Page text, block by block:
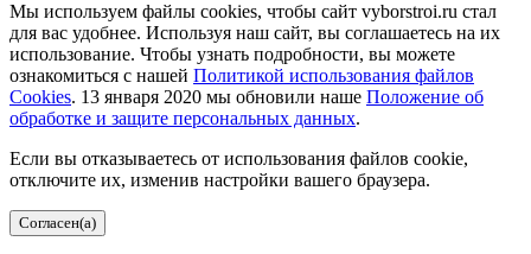
Мы используем файлы cookies, чтобы сайт vyborstroi.ru стал
для вас удобнее. Используя наш сайт, вы соглашаетесь на их
использование. Чтобы узнать подробности, вы можете
ознакомиться с нашей Политикой использования файлов
Cookies. 13 января 2020 мы обновили наше Положение об
обработке и защите персональных данных.
Если вы отказываетесь от использования файлов cookie,
отключите их, изменив настройки вашего браузера.
Согласен(а)